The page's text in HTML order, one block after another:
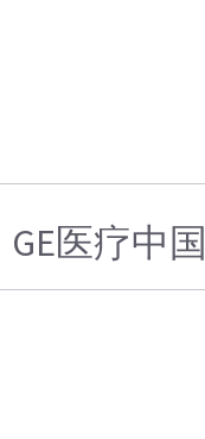
GE医疗中国